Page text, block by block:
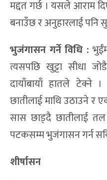
मद्दत गर्छ । यसले आराम
बनाउँछ र अनुहारलाई पनि
भुजंगासन गर्नेविधि :
त्यसपछि खुट्टा सीधा
दायाँबायाँ हातले टेक्ने
छातीलाई माथि उठाउने र
सास छाड्दै छातीलाई
पटकसम्म भुजंगासन गर्न
शीर्षासन